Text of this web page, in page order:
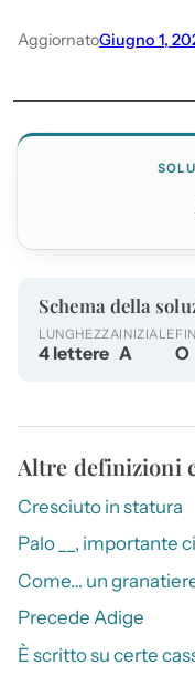
AggiornatoGiugno 1,
Schema della
LUNGHEZZA
4 lettere
INIZIALE
A O
Altre definizioni
Cresciuto in statura
Palo __, importante
Come… un
Precede Adige
È scritto su certe